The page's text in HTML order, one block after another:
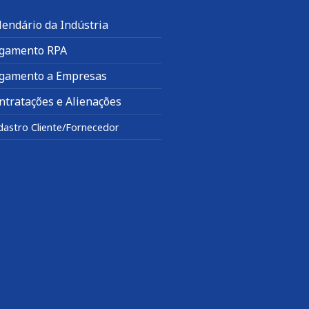
da Indústria
RPA
a Empresas
e Alienações
Cliente/Fornecedor